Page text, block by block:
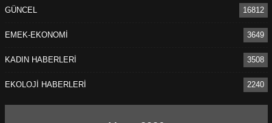
GÜNCEL 16812
EMEK-EKONOMİ 3649
KADIN HABERLERİ 3508
EKOLOJİ HABERLERİ 2240